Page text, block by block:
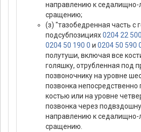
направлению к седалищно-
сращению;
(з) "тазобедренная часть с
подсубпозициях0204 22
0204 50 190 0 и 0204 50 590
полутуши, включая все
голяшку, отрубленная под
позвоночнику на уровне
позвонка
костью или на уровне
позвонка через
направлению к седалищно-
сращению.